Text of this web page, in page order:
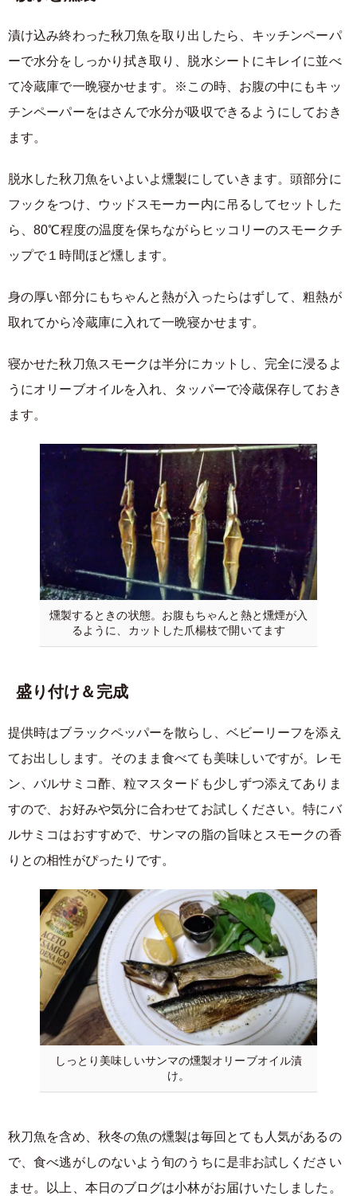
漬け込み終わった秋刀魚を取り出したら、キッチンペーパ
ーで水分をしっかり拭き取り、脱水シートにキレイに並べ
て冷蔵庫で一晩寝かせます。※この時、お腹の中にもキッ
チンペーパーをはさんで水分が吸収できるようにしておき
ます。
脱水した秋刀魚をいよいよ燻製にしていきます。頭部分に
フックをつけ、ウッドスモーカー内に吊るしてセットした
ら、80℃程度の温度を保ちながらヒッコリーのスモークチ
ップで１時間ほど燻します。
身の厚い部分にもちゃんと熱が入ったらはずして、粗熱が
取れてから冷蔵庫に入れて一晩寝かせます。
寝かせた秋刀魚スモークは半分にカットし、完全に浸るよ
うにオリーブオイルを入れ、タッパーで冷蔵保存しておき
ます。
燻製するときの状態。お腹もちゃんと熱と燻煙が入
るように、カットした爪楊枝で開いてます
盛り付け＆完成
提供時はブラックペッパーを散らし、ベビーリーフを添え
てお出しします。そのまま食べても美味しいですが。レモ
ン、バルサミコ酢、粒マスタードも少しずつ添えてありま
すので、お好みや気分に合わせてお試しください。特にバ
ルサミコはおすすめで、サンマの脂の旨味とスモークの香
りとの相性がぴったりです。
しっとり美味しいサンマの燻製オリーブオイル漬
け。
秋刀魚を含め、秋冬の魚の燻製は毎回とても人気があるの
で、食べ逃がしのないよう旬のうちに是非お試しください
ませ。以上、本日のブログは小林がお届けいたしました。